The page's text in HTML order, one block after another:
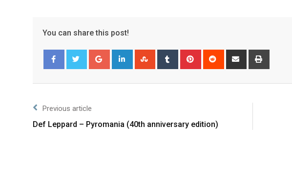
You can share this post!
Previous article
Def Leppard – Pyromania (40th anniversary edition)